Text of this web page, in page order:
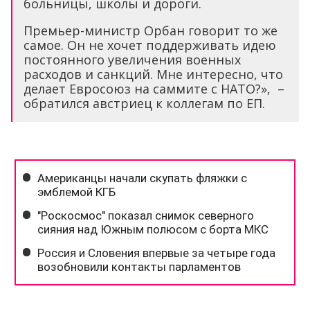
больницы, школы и дороги.
Премьер-министр Орбан говорит то же
самое. Он не хочет поддерживать идею
постоянного увеличения военных
расходов и санкций. Мне интересно, что
делает Евросоюз на саммите с НАТО?», –
обратился австриец к коллегам по ЕП.